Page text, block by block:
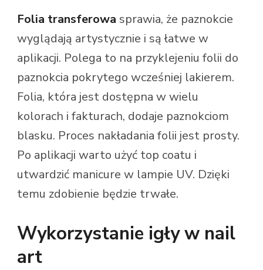
Folia transferowa sprawia, że paznokcie
wyglądają artystycznie i są łatwe w
aplikacji. Polega to na przyklejeniu folii do
paznokcia pokrytego wcześniej lakierem.
Folia, która jest dostępna w wielu
kolorach i fakturach, dodaje paznokciom
blasku. Proces nakładania folii jest prosty.
Po aplikacji warto użyć top coatu i
utwardzić manicure w lampie UV. Dzięki
temu zdobienie będzie trwałe.
Wykorzystanie igły w nail
art